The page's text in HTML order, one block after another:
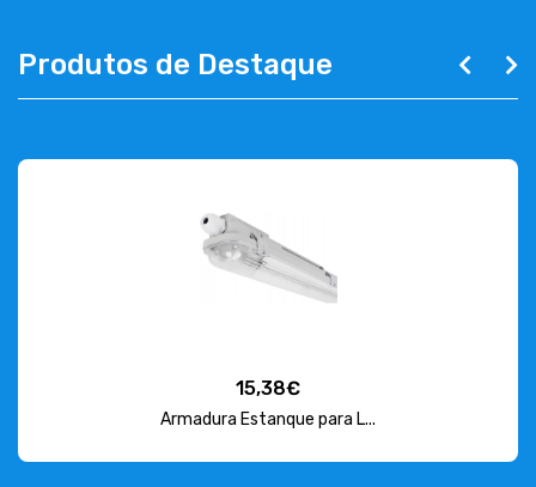
Produtos de Destaque
15,38€
Armadura Estanque para L...